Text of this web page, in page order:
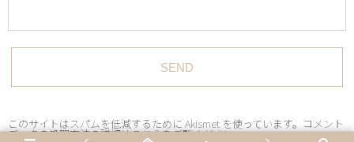
このサイトはスパムを低減するために Akismet を使っています。 コメント
データの処理方法の詳細はこちらをご覧ください。